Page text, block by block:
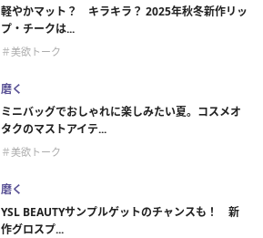
軽やかマット？ キラキラ？ 2025年秋冬新作リッ
プ・チークは...
＃美欲トーク
磨く
ミニバッグでおしゃれに楽しみたい夏。コスメオ
タクのマストアイテ...
＃美欲トーク
磨く
YSL BEAUTYサンプルゲットのチャンスも！ 新
作グロスプ...